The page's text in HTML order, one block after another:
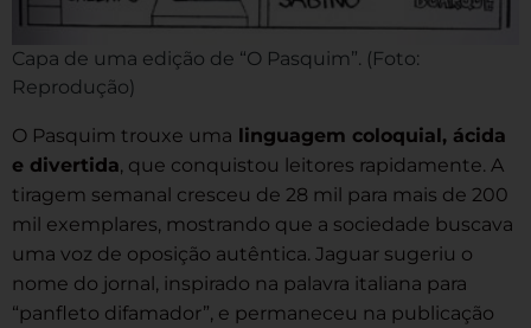
Capa de uma edição de “O Pasquim”. (Foto:
Reprodução)
O Pasquim trouxe uma linguagem coloquial, ácida
e divertida, que conquistou leitores rapidamente. A
tiragem semanal cresceu de 28 mil para mais de 200
mil exemplares, mostrando que a sociedade buscava
uma voz de oposição autêntica. Jaguar sugeriu o
nome do jornal, inspirado na palavra italiana para
“panfleto difamador”, e permaneceu na publicação